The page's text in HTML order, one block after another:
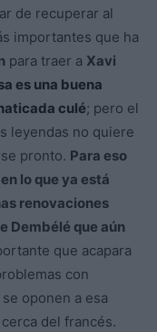
de recuperar al
importantes que ha
para traer a Xavi
es una buena
culé; pero el
leyendas no quiere
pronto. Para eso
lo que ya está
renovaciones
Dembélé que aún
que acapara
con
oponen a esa
del francés.